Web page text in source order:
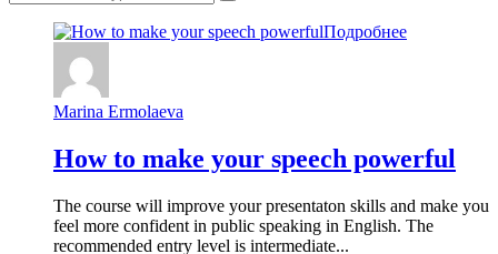
Подробнее
Marina Ermolaeva
How to make your speech powerful
The course will improve your presentaton skills and make you
feel more confident in public speaking in English. The
recommended entry level is intermediate...